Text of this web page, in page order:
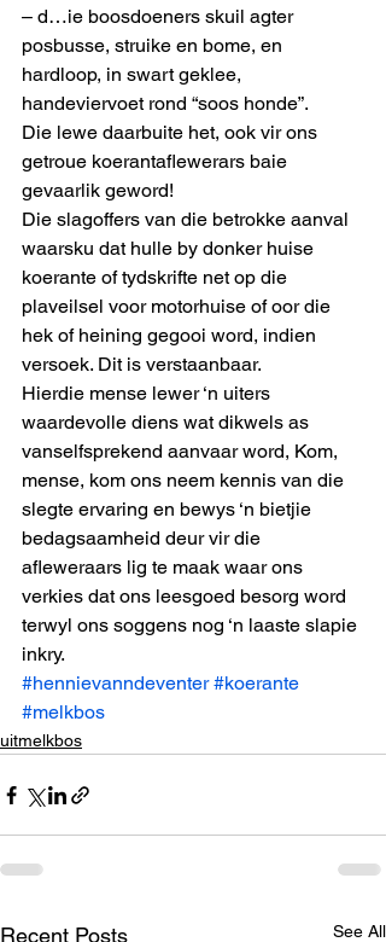
– d…ie boosdoeners skuil agter
posbusse, struike en bome, en
hardloop, in swart geklee,
handeviervoet rond “soos honde”.
Die lewe daarbuite het, ook vir ons
getroue koerantaflewerars baie
gevaarlik geword!
Die slagoffers van die betrokke aanval
waarsku dat hulle by donker huise
koerante of tydskrifte net op die
plaveilsel voor motorhuise of oor die
hek of heining gegooi word, indien
versoek. Dit is verstaanbaar.
Hierdie mense lewer ‘n uiters
waardevolle diens wat dikwels as
vanselfsprekend aanvaar word, Kom,
mense, kom ons neem kennis van die
slegte ervaring en bewys ‘n bietjie
bedagsaamheid deur vir die
afleweraars lig te maak waar ons
verkies dat ons leesgoed besorg word
terwyl ons soggens nog ‘n laaste slapie
inkry.
#hennievanndeventer #koerante
#melkbos
uitmelkbos
Recent Posts See All